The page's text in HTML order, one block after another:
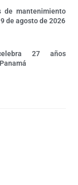
de mantenimiento
de agosto de 2026
27 años